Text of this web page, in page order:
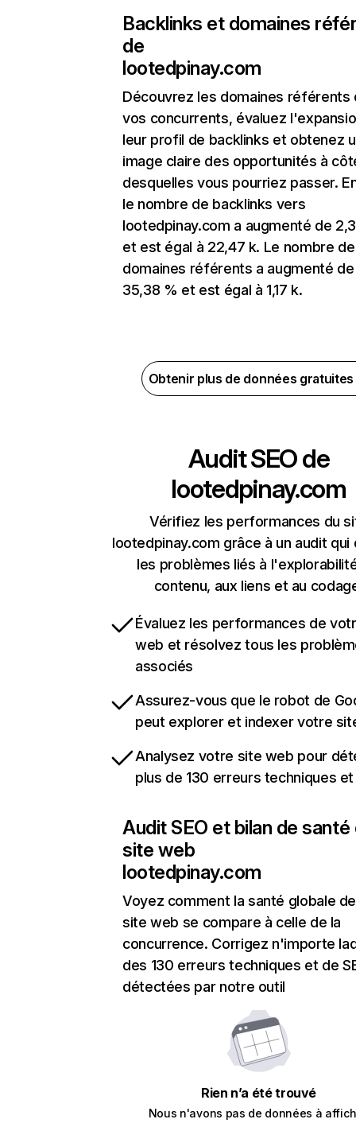
Backlinks et domaines
de
lootedpinay.com
Découvrez les domaines référents
vos concurrents, évaluez
leur profil de backlinks et obtenez
image claire des opportunités à
desquelles vous pourriez passer.
le nombre de backlinks vers
lootedpinay.com a augmenté de
et est égal à 22,47 k. Le nombre de
domaines référents a augmenté de
35,38 % et est égal à 1,17 k.
Obtenir plus de données
Audit SEO de
lootedpinay.com
Vérifiez les performances du
lootedpinay.com grâce à un audit
les problèmes liés à
contenu, aux liens et au
Évaluez les performances de
web et résolvez tous les
associés
Assurez-vous que le robot de
peut explorer et indexer votre
Analysez votre site web pour
plus de 130 erreurs techniques et
Audit SEO et bilan de santé
site web
lootedpinay.com
Voyez comment la santé globale
site web se compare à celle de la
concurrence. Corrigez n'importe
des 130 erreurs techniques et de
détectées par notre outil
Rien n’a été trouvé
Nous n'avons pas de données à